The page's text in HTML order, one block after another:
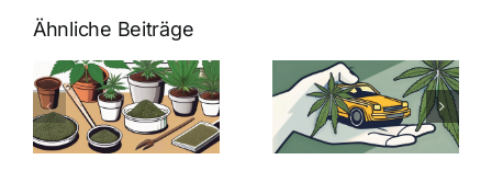
Ähnliche Beiträge
Neue THC-
Grenzwert-
Regelung:
Was Sie über
Cannabis und
Cannabis
Samen
kaufen: Alles
was Sie